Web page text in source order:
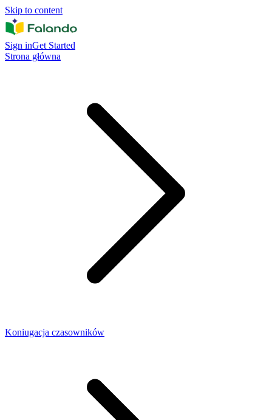
Skip to content
Sign inGet Started
Strona główna
Koniugacja czasowników